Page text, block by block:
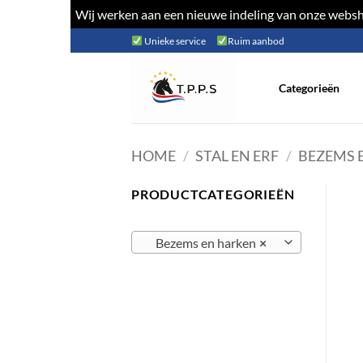
Wij werken aan een nieuwe indeling van onze
naar
Unieke service Ruim aanbod
Categorieën
HOME / STAL EN ERF / BEZEMS
PRODUCTCATEGORIEËN
×
Bezems en harken